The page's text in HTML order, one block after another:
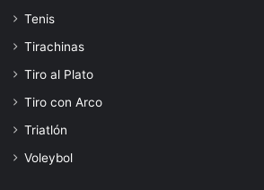
Tenis
Tirachinas
Tiro al Plato
Tiro con Arco
Triatlón
Voleybol